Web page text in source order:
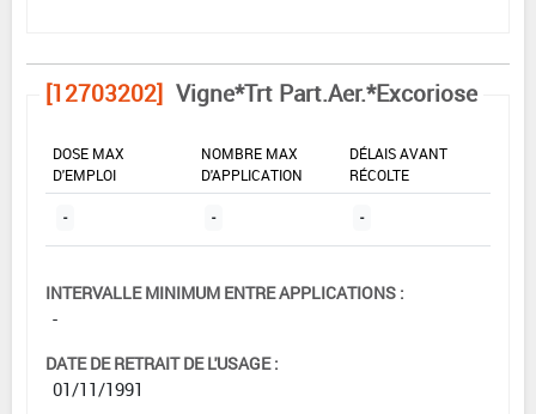
[12703202] Vigne*Trt Part.Aer.*Excoriose
DOSE MAX
D'EMPLOI
NOMBRE MAX
D'APPLICATION
DÉLAIS AVANT
RÉCOLTE
- - -
INTERVALLE MINIMUM ENTRE APPLICATIONS :
-
DATE DE RETRAIT DE L'USAGE :
01/11/1991